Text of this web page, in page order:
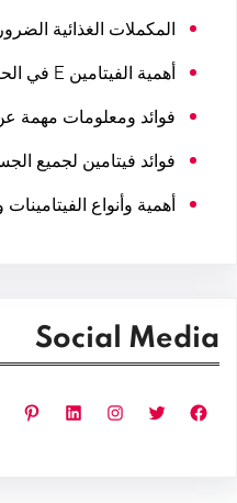
المكملات الغذائية
أهمية الفيتامين E في الحفاظ على صحة الجسم
فوائد ومعلومات مهمة عن
فوائد فيتامين لجميع
أهمية وأنواع
Social Media
فيسبوك تويتر إنستجرام لينكد إن بينتريست